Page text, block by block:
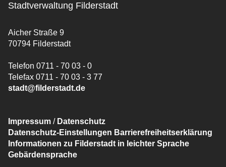
Stadtverwaltung Filderstadt
Aicher Straße 9
70794 Filderstadt
Telefon 0711 - 70 03 - 0
Telefax 0711 - 70 03 - 3 77
stadt@filderstadt.de
Impressum / Datenschutz
Datenschutz-Einstellungen Barrierefreiheitserklärung
Informationen zu Filderstadt in leichter Sprache
Gebärdensprache